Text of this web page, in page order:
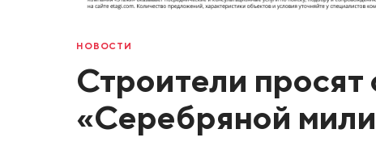
НОВОСТИ
Строители просят
«Серебряной